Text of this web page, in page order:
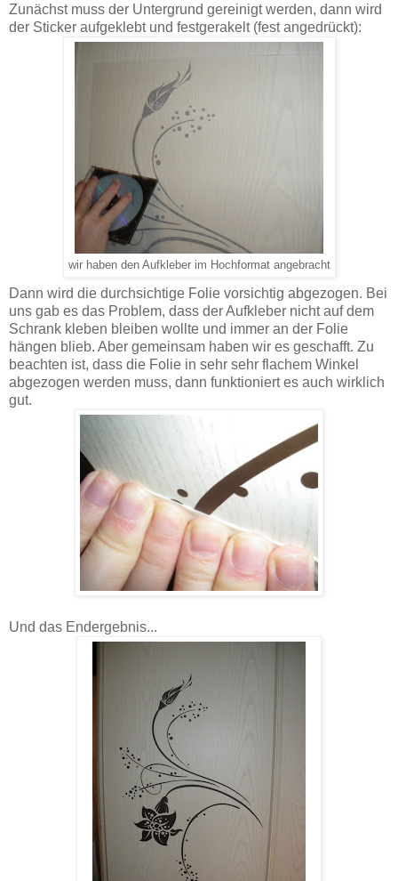
Zunächst muss der Untergrund gereinigt werden, dann wird
der Sticker aufgeklebt und festgerakelt (fest angedrückt):
wir haben den Aufkleber im Hochformat angebracht
Dann wird die durchsichtige Folie vorsichtig abgezogen. Bei
uns gab es das Problem, dass der Aufkleber nicht auf dem
Schrank kleben bleiben wollte und immer an der Folie
hängen blieb. Aber gemeinsam haben wir es geschafft. Zu
beachten ist, dass die Folie in sehr sehr flachem Winkel
abgezogen werden muss, dann funktioniert es auch wirklich
gut.
Und das Endergebnis...